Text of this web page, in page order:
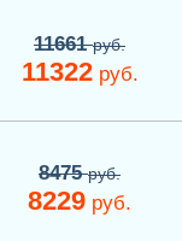
11661руб.
11322руб.
8475руб.
8229 руб.